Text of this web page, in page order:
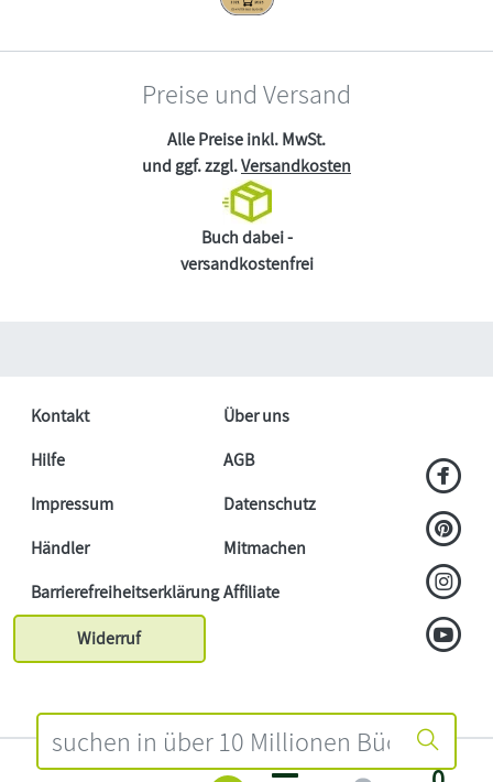
Preise und Versand
Alle Preise inkl. MwSt.
und ggf. zzgl.Versandkosten
Buch dabei -
versandkostenfrei
Kontakt
Über uns
Hilfe
AGB
Impressum
Datenschutz
Händler
Mitmachen
BarrierefreiheitserklärungAffiliate
Widerruf